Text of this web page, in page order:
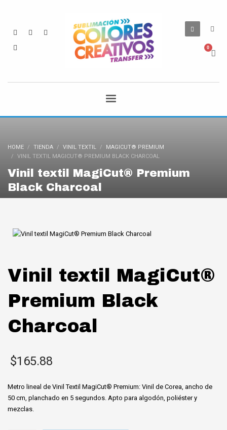
HOME TIENDA VINIL TEXTIL
MAGICUT® PREMIUM
VINIL TEXTIL MAGICUT® PREMIUM BLACK CHARCOAL
Vinil textil MagiCut® Premium
Black Charcoal
Vinil textil MagiCut®
Premium Black
Charcoal
$165.88
Metro lineal de Vinil Textil MagiCut® Premium: Vinil de Corea, ancho de
50 cm, planchado en 5 segundos. Apto para algodón, poliéster y
mezclas.